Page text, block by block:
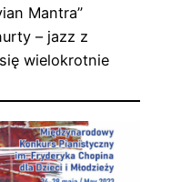
Mantra”
– jazz z
wielokrotnie